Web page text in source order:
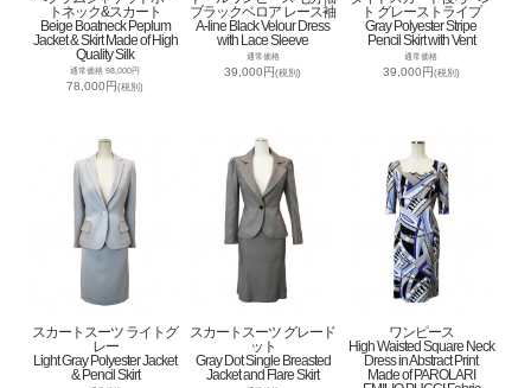
トネック&スカート
Beige Boatneck Peplum
Jacket & Skirt Made of High
Quality Silk
通常価格 98,000円
78,000円(税別)
ブラックベロア レース袖
A-line Black Velour Dress
with Lace Sleeve
通常価格
39,000円(税別)
ト グレーストライプ
Gray Polyester Stripe
Pencil Skirt with Vent
通常価格
39,000円 (税別)
スカートスーツ ライトグ
レー
Light Gray Polyester Jacket
& Pencil Skirt
スカートスーツ グレード
ット
Gray Dot Single Breasted
Jacket and Flare Skirt
ワンピース
High Waisted Square Neck
Dress in Abstract Print
Made of PAROLARI